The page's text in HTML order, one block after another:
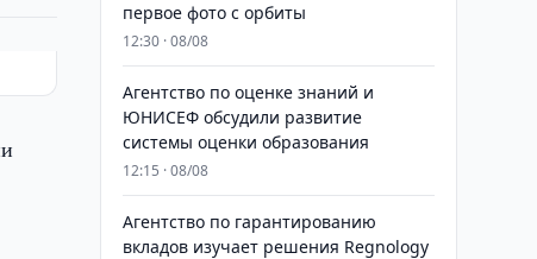
первое фото с орбиты
12:30 · 08/08
Агентство по оценке знаний и
ЮНИСЕФ обсудили развитие
системы оценки образования
12:15 · 08/08
Агентство по гарантированию
вкладов изучает решения Regnology